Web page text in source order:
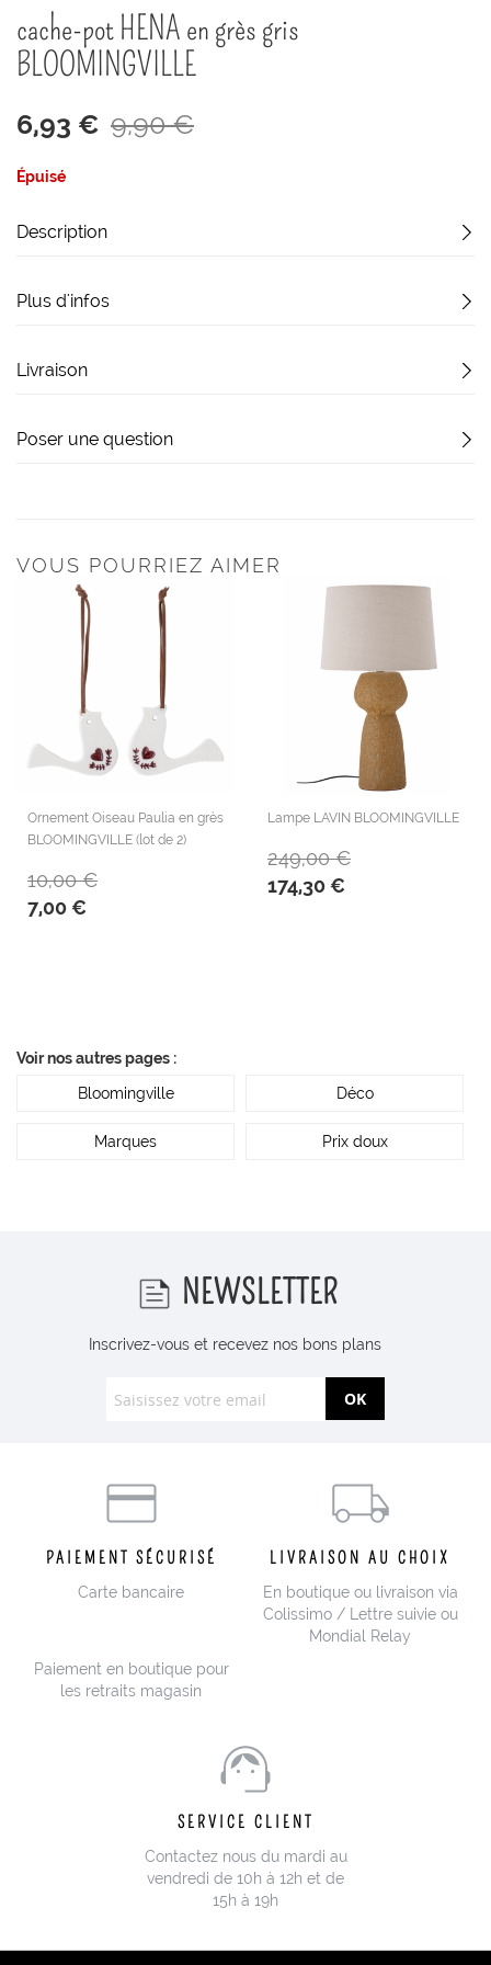
de
la
Galerie
cache-pot HENA en grès gris
BLOOMINGVILLE
6,93 € 9,90 €
Épuisé
Description
Plus d'infos
Livraison
Poser une question
VOUS POURRIEZ AIMER
Ornement Oiseau Paulia en grès
BLOOMINGVILLE (lot de 2)
7,00 €
10,00 €
Lampe LAVIN BLOOMINGVILLE
174,30 €
249,00 €
Voir nos autres pages :
Bloomingville
Déco
Marques Prix doux
NEWSLETTER
Inscrivez-vous et recevez nos bons plans
OK
PAIEMENT SÉCURISÉ
Carte bancaire
Paiement en boutique pour
les retraits magasin
LIVRAISON AU CHOIX
En boutique ou livraison via
Colissimo / Lettre suivie ou
Mondial Relay
SERVICE CLIENT
Contactez nous du mardi au
vendredi de 10h à 12h et de
15h à 19h